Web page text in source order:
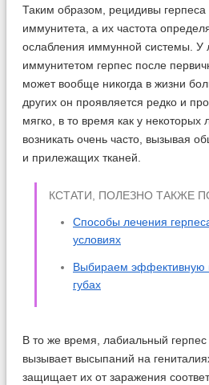
Таким образом, рецидивы герпеса
иммунитета, а их частота
ослабления иммунной системы. У
иммунитетом герпес после
может вообще никогда в жизни
других он проявляется редко и
мягко, в то время как у
возникать очень часто, вызывая
и прилежащих тканей.
КСТАТИ, ПОЛЕЗНО ТАКЖЕ
Способы лечения
условиях
Выбираем эффективную
губах
В то же время, лабиальный
вызывает высыпаний на
защищает их от заражения